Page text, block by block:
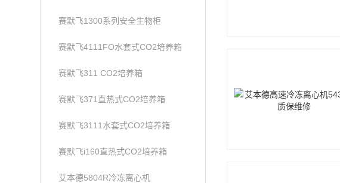
赛默飞1300系列安全生物柜
赛默飞4111FO水套式CO2培养箱
赛默飞311 CO2培养箱
赛默飞371直热式CO2培养箱
赛默飞3111水套式CO2培养箱
赛默飞i160直热式CO2培养箱
艾本德5804R冷冻离心机